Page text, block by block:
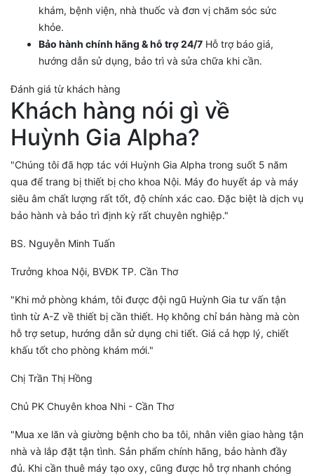
khám, bệnh viện, nhà thuốc và đơn vị chăm sóc sức
khỏe.
Bảo hành chính hãng & hỗ trợ 24/7 Hỗ trợ báo giá,
hướng dẫn sử dụng, bảo trì và sửa chữa khi cần.
Đánh giá từ khách hàng
Khách hàng nói gì về
Huỳnh Gia Alpha?
"Chúng tôi đã hợp tác với Huỳnh Gia Alpha trong suốt 5 năm
qua để trang bị thiết bị cho khoa Nội. Máy đo huyết áp và máy
siêu âm chất lượng rất tốt, độ chính xác cao. Đặc biệt là dịch vụ
bảo hành và bảo trì định kỳ rất chuyên nghiệp."
BS. Nguyễn Minh Tuấn
Trưởng khoa Nội, BVĐK TP. Cần Thơ
"Khi mở phòng khám, tôi được đội ngũ Huỳnh Gia tư vấn tận
tình từ A-Z về thiết bị cần thiết. Họ không chỉ bán hàng mà còn
hỗ trợ setup, hướng dẫn sử dụng chi tiết. Giá cả hợp lý, chiết
khấu tốt cho phòng khám mới."
Chị Trần Thị Hồng
Chủ PK Chuyên khoa Nhi - Cần Thơ
"Mua xe lăn và giường bệnh cho ba tôi, nhân viên giao hàng tận
nhà và lắp đặt tận tình. Sản phẩm chính hãng, bảo hành đầy
đủ. Khi cần thuê máy tạo oxy, cũng được hỗ trợ nhanh chóng